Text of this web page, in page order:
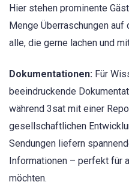
Hier stehen prominente
Menge Überraschungen
alle, die gerne lachen und
Dokumentationen: Für
beeindruckende
während 3sat mit einer
gesellschaftlichen
Sendungen liefern
Informationen – perfekt für
möchten.